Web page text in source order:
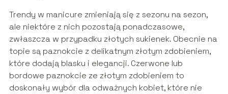
Trendy w manicure zmieniają się z sezonu na sezon,
ale niektóre z nich pozostają ponadczasowe,
zwłaszcza w przypadku złotych sukienek. Obecnie na
topie są paznokcie z delikatnym złotym zdobieniem,
które dodają blasku i elegancji. Czerwone lub
bordowe paznokcie ze złotym zdobieniem to
doskonały wybór dla odważnych kobiet, które nie